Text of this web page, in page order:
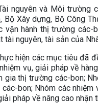
nguyên và Môi trường
Bộ Xây dựng, Bộ Công
vận hành thị trường
tài nguyên, tài sản của
hiện các mục tiêu đã
vụ, giải pháp về
gia thị trường các-bon;
các-bon; Nhóm các
pháp về nâng cao nhận